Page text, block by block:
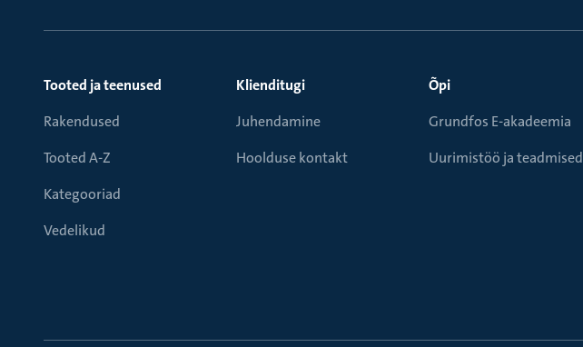
Tooted ja teenused
Rakendused
Tooted A-Z
Kategooriad
Vedelikud
Klienditugi
Juhendamine
Hoolduse kontakt
Õpi
Grundfos E-akadeemia
Uurimistöö ja teadmised